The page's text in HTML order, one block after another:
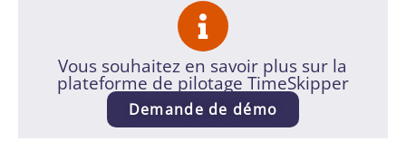
Vous souhaitez en savoir plus sur la
plateforme de pilotage TimeSkipper
Demande de démo